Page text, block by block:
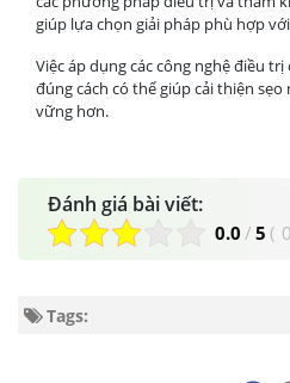
giúp lựa chọn giải pháp phù hợp
Việc áp dụng các công nghệ điều
đúng cách có thể giúp cải thiện
vững hơn.
Đánh giá bài viết:
0.0 / 5 (
Tags: